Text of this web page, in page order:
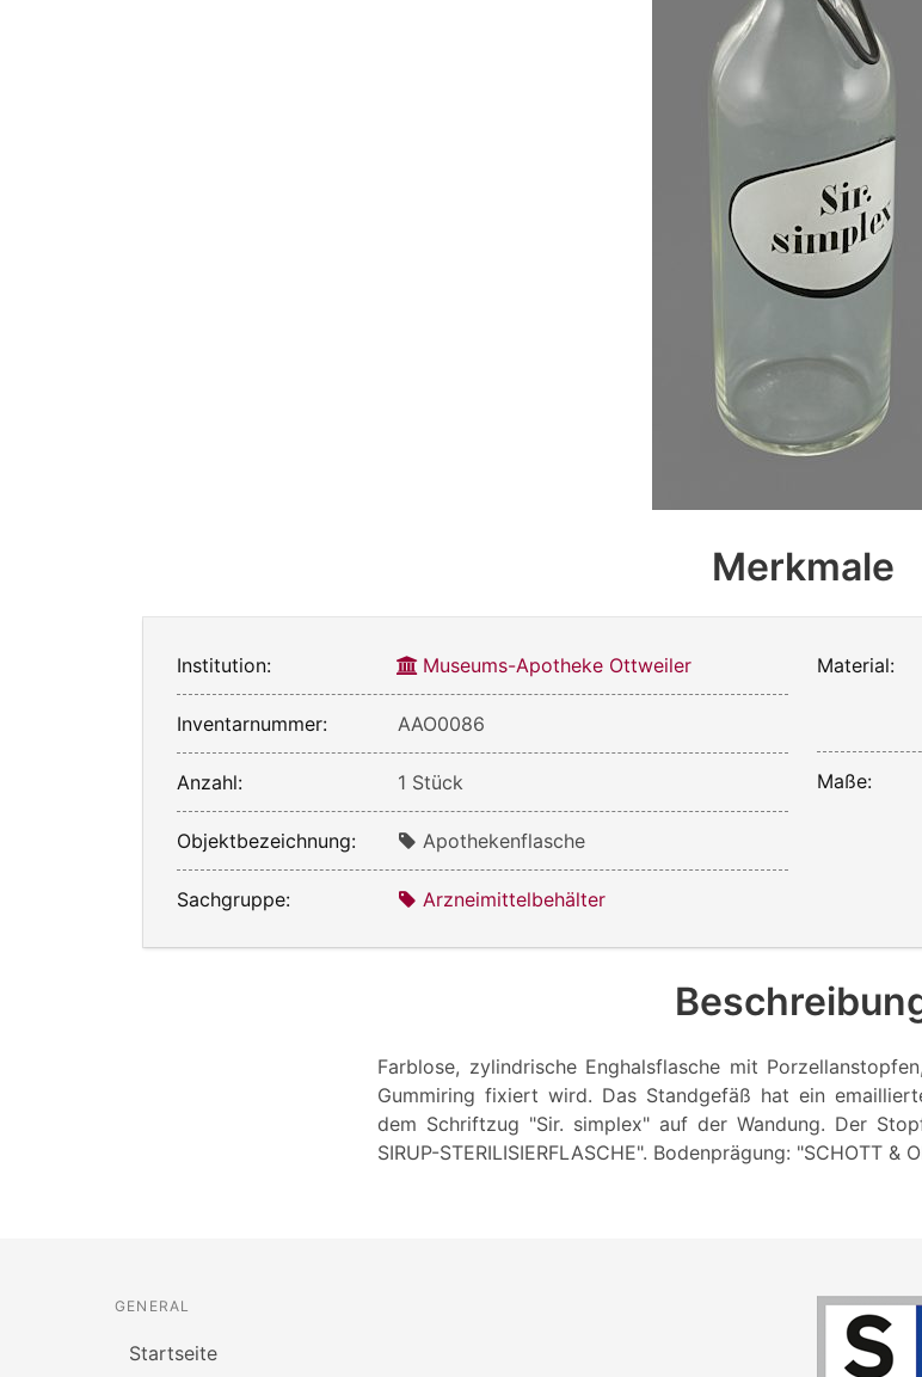
Merkmale
Institution: Museums-Apotheke Ottweiler
Inventarnummer: AAO0086
Anzahl: 1 Stück
Objektbezeichnung: Apothekenflasche
Sachgruppe: Arzneimittelbehälter
Material:
Maße:
Farblose, zylindrische Enghalsflasche mit
Gummiring fixiert wird. Das Standgefäß hat ein
dem Schriftzug "Sir. simplex" auf der Wandung. Der
SIRUP-STERILISIERFLASCHE". Bodenprägung: "SCHOTT &
GENERAL
Startseite